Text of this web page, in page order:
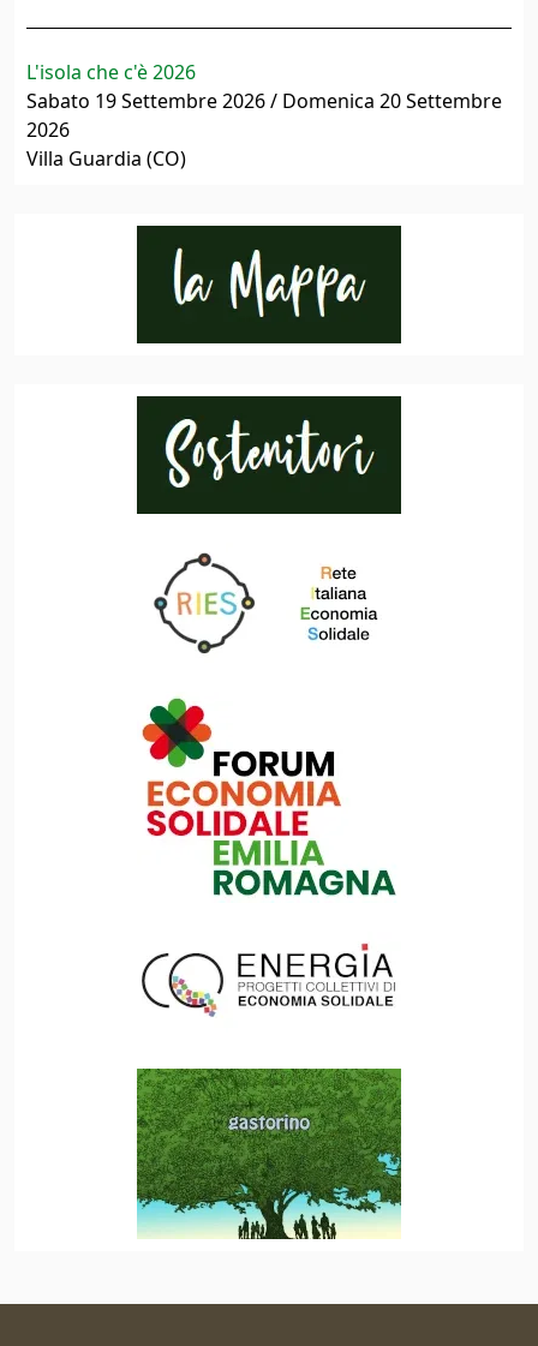
L'isola che c'è 2026
Sabato 19 Settembre 2026 / Domenica 20 Settembre
2026
Villa Guardia (CO)